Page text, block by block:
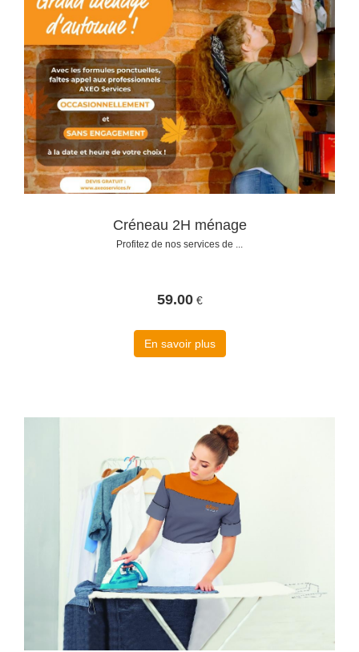
Créneau 2H ménage
Profitez de nos services de ...
59.00€
En savoir plus